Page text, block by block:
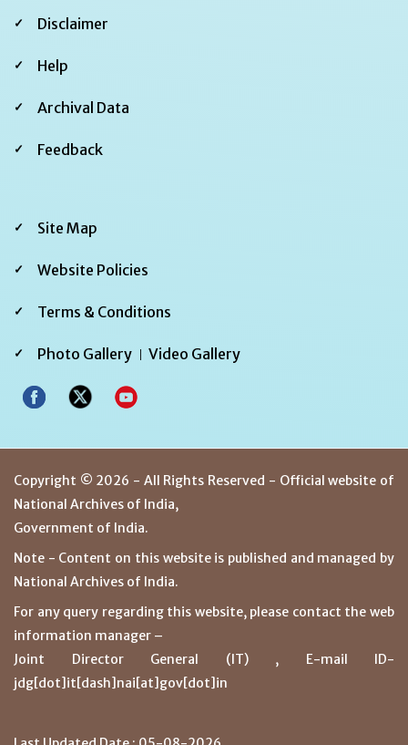
Footer
Disclaimer
Help
Archival Data
Feedback
Footer
Site Map
Website Policies
Terms & Conditions
Photo Gallery Video Gallery
Copyright © 2026 - All Rights Reserved - Official website of
National Archives of India,
Government of India.
Note - Content on this website is published and managed by
National Archives of India.
For any query regarding this website, please contact the web
information manager –
Joint Director General (IT) , E-mail ID-
jdg[dot]it[dash]nai[at]gov[dot]in